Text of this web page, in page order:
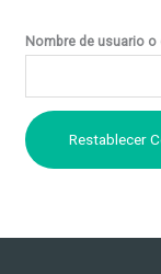
Nombre de usuario
Restablecer